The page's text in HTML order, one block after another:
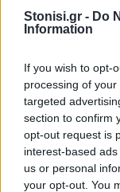
Stonisi.gr - Do
Information
If you wish to opt-
processing of
targeted
section to confirm
opt-out request is
interest-based
us or personal
your opt-out. You
ΣΤΗΝ